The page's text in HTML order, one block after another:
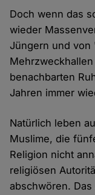
Doch wenn das
wieder
Jüngern und von
benachbarten
Jahren immer
Natürlich leben
Muslime, die
Religion nicht
religiösen
abschwören.